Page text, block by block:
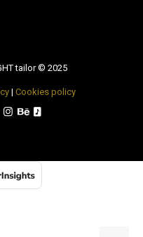
tailor © 2025
| Cookies policy